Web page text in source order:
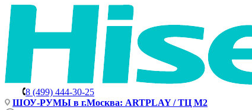
8 (499) 444-30-25
ШОУ-РУМЫ в г.Москва: ARTPLAY / ТЦ М2